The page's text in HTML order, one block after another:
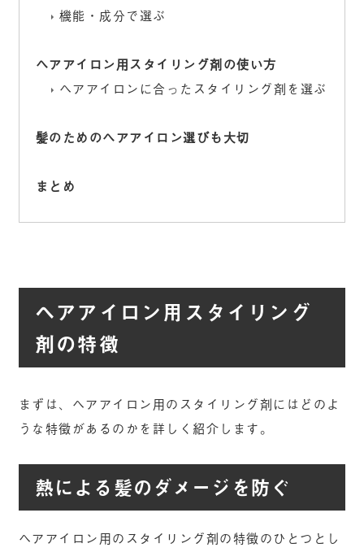
機能・成分で選ぶ
ヘアアイロン用スタイリング剤の使い方
ヘアアイロンに合ったスタイリング剤を選ぶ
髪のためのヘアアイロン選びも大切
まとめ
ヘアアイロン用スタイリング
剤の特徴
まずは、ヘアアイロン用のスタイリング剤にはどのよ
うな特徴があるのかを詳しく紹介します。
熱による髪のダメージを防ぐ
ヘアアイロン用のスタイリング剤の特徴のひとつとし